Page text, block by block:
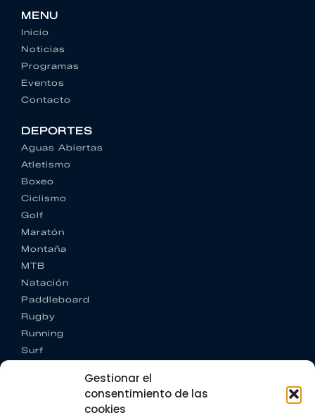
Gestionar el
consentimiento de las
cookies
MENU
Inicio
Noticias
Programas
Eventos
Contacto
DEPORTES
Aguas Abiertas
Atletismo
Boxeo
Ciclismo
Golf
Maratón
Montaña
MTB
Natación
Paddleboard
Rugby
Running
Surf
CONTACTO